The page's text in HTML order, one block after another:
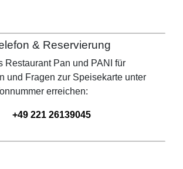
& Reservierung
Restaurant Pan und PANI
für
und Fragen zur Speisekarte unter
erreichen:
+49 221 26139045